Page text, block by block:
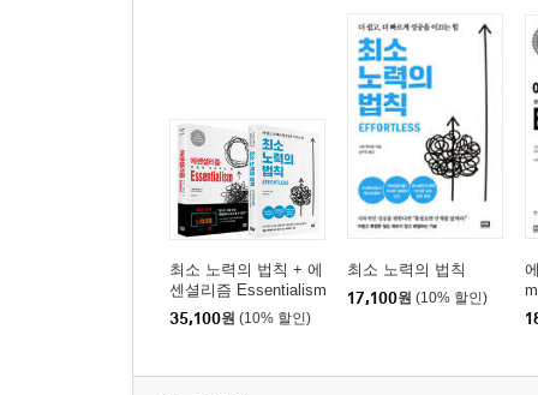
멀티플라이어 이펙트 6. 투자자 vs. 간섭자
CHAPTER 7. 멀티플라이어 되기
어느 디미니셔의 고백
공감에서 결심으로
변화의 추진력을 유지하는 방법
멀티플라이어가 우리에게 주는 의미
멀티플라이어 되기. 더 나은 세상을 위한 전략
최소 노력의 법칙 + 에
센셜리즘 Essentialism
35,100원 (10% 할인)
최소 노력의 법칙
17,100원 (10% 할인)
m